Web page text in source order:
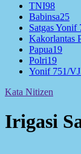
TNI98
Babinsa25
Satgas Yonif
Kakorlantas
Papua19
Polri19
Yonif 751/
Kata Nitizen
Irigasi